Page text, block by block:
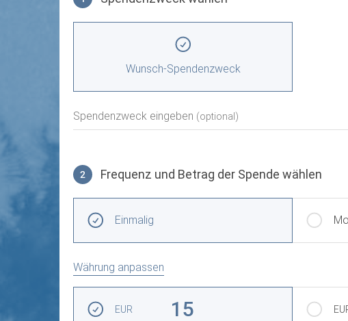
Wunsch-Spendenzweck
Spendenzweck eingeben (optional)
2 Frequenz und Betrag der Spende wählen
Einmalig
Währung anpassen
EUR 15